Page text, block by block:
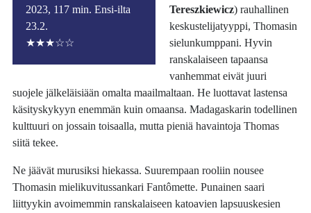
2023, 117 min. Ensi-ilta
23.2.
★★★☆☆
Tereszkiewicz) rauhallinen
keskustelijatyyppi, Thomasin
sielunkumppani. Hyvin
ranskalaiseen tapaansa
vanhemmat eivät juuri
suojele jälkeläisiään omalta maailmaltaan. He luottavat lastensa
käsityskykyyn enemmän kuin omaansa. Madagaskarin todellinen
kulttuuri on jossain toisaalla, mutta pieniä havaintoja Thomas
siitä tekee.
Ne jäävät murusiksi hiekassa. Suurempaan rooliin nousee
Thomasin mielikuvitussankari Fantômette. Punainen saari
liittyykin avoimemmin ranskalaiseen katoavien lapsuuskesien